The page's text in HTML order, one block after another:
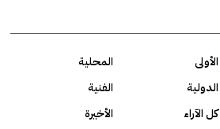
الأولى
المحلية
الدولية
الفنية
كل الآراء
الأخيرة